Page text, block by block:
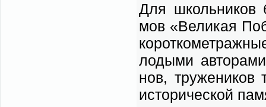
Для школь­ни­ков
мов «Ве­ли­кая
ло­ды­ми
нов,
ис­то­ри­че­ской